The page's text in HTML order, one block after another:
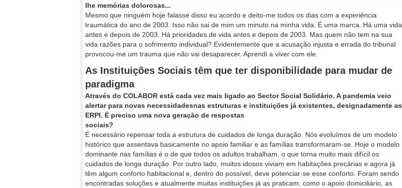
lhe memórias dolorosas...
Mesmo que ninguém hoje falasse disso eu acordo e deito-me todos os dias com a experiência
traumática do ano de 2003. Isso não sai de mim um minuto na minha vida. É uma marca. Há uma vida
antes e depois de 2003. Há prioridades de vida antes e depois de 2003. Mas quem não tem na sua
vida razões para o sofrimento individual? Evidentemente que a acusação injusta e errada do tribunal
provocou-me um trauma que não vai desaparecer. Aprendi a viver com ele.
As Instituições Sociais têm que ter disponibilidade para mudar de
paradigma
Através do COLABOR está cada vez mais ligado ao Sector Social Solidário. A pandemia veio
alertar para novas necessidadesnas estruturas e instituições já existentes, designadamente as
ERPI. É preciso uma nova geração de respostas
sociais?
É necessário repensar toda a estrutura de cuidados de longa duração. Nós evoluímos de um modelo
histórico que assentava basicamente no apoio familiar e as famílias transformaram-se. Hoje o modelo
dominante nas famílias é o de que todos os adultos trabalham, o que torna muito mais difícil os
cuidados de longa duração. Por outro lado, muitos idosos viviam em habitações precárias e agora já
têm algum conforto habitacional e, dentro do possível, deve potenciar-se esse conforto. Foram sendo
encontradas soluções e atualmente muitas instituições já as praticam, como o apoio domiciliário, as